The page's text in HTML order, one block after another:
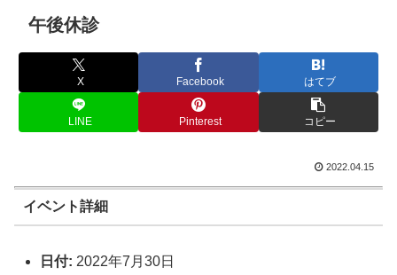
午後休診
X Facebook はてブ
LINE Pinterest コピー
2022.04.15
イベント詳細
日付: 2022年7月30日